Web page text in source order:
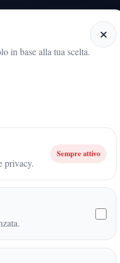
Notiziario audio
ARNALDO GADOLA, UN
stagione di partecipazione civica
in base alla tua scelta.
privacy.
Sempre attivo